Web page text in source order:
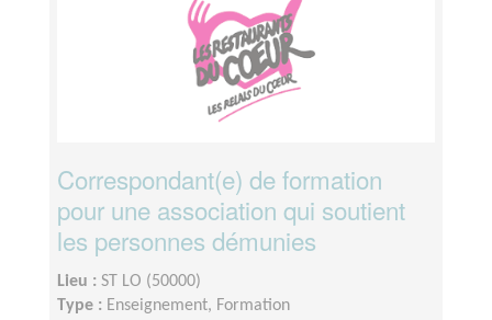
Correspondant(e) de formation
pour une association qui soutient
les personnes démunies
Lieu : ST LO (50000)
Type : Enseignement, Formation